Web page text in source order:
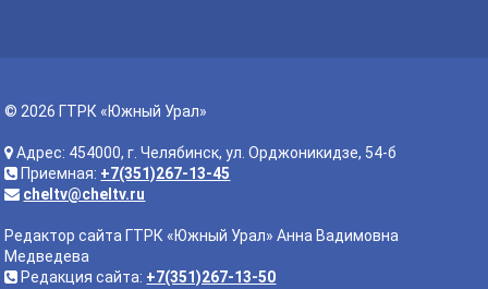
© 2026 ГТРК «Южный Урал»
Адрес: 454000, г. Челябинск, ул. Орджоникидзе, 54-б
Приемная: +7(351)267-13-45
cheltv@cheltv.ru
Редактор сайта ГТРК «Южный Урал» Анна Вадимовна
Медведева
Редакция сайта: +7(351)267-13-50